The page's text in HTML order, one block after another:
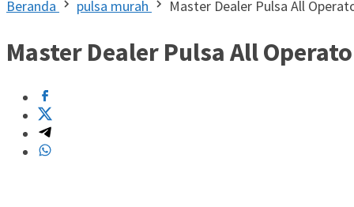
Beranda pulsa murah Master Dealer Pulsa All
Master Dealer Pulsa All